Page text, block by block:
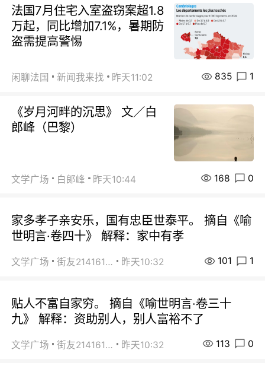
法国7月住宅入室盗窃案超1.8
万起，同比增加7.1%，暑期防
盗需提高警惕
闲聊法国 新闻我来找 昨天11:02 835 1
《岁月河畔的沉思》 文／白
郎峰（巴黎）
文学广场 白郞峰 昨天10:44 168 0
家多孝子亲安乐，国有忠臣世泰平。 摘自《喻
世明言·卷四十》 解释：家中有孝
文学广场 街友21416156 昨天10:32 101 1
贴人不富自家穷。 摘自《喻世明言·卷三十
九》 解释：资助别人，别人富裕不了
文学广场 街友21416156 昨天10:32 113 0